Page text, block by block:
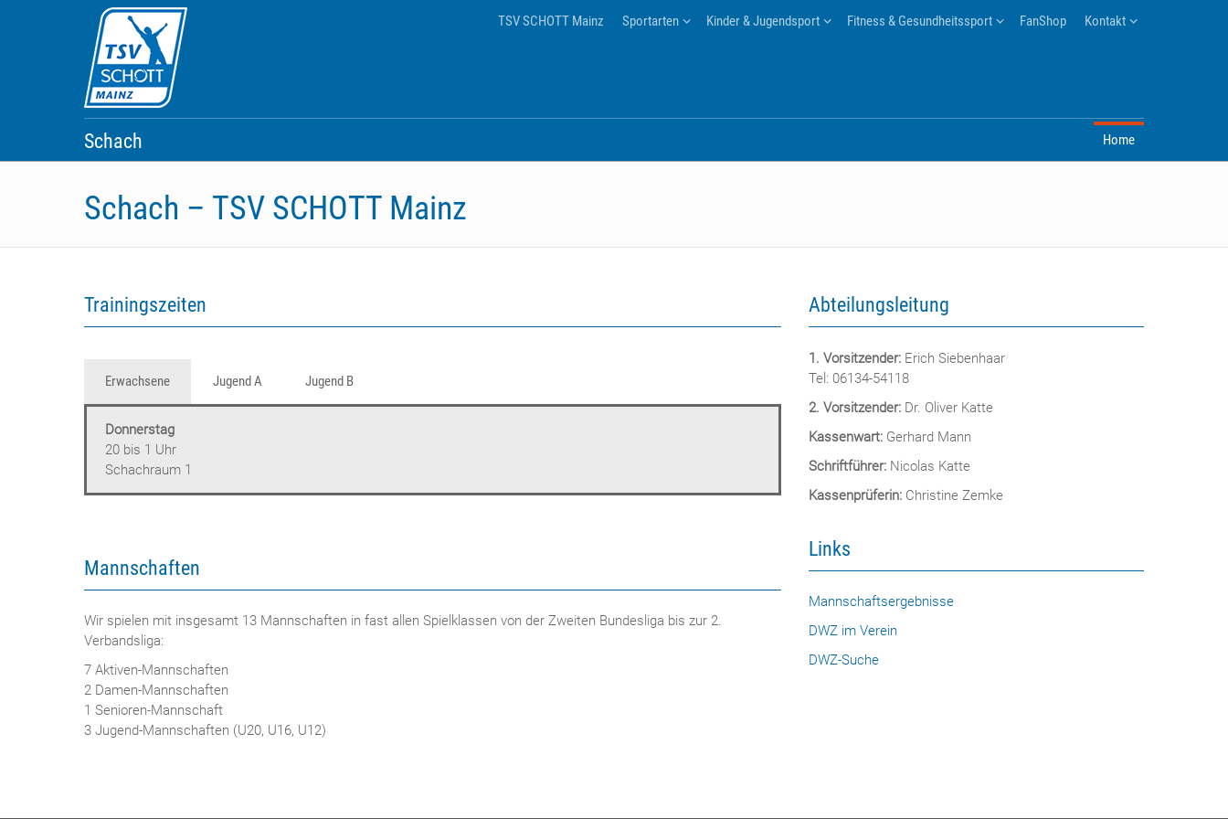
TSV SCHOTT Mainz Sportarten Kinder & Jugendsport Fitness & Gesundheitssport FanShop Kontakt
Schach Home
Schach – TSV SCHOTT Mainz
Trainingszeiten
Erwachsene Jugend A Jugend B
Donnerstag
20 bis 1 Uhr
Schachraum 1
Mannschaften
Wir spielen mit insgesamt 13 Mannschaften in fast allen Spielklassen von der Zweiten Bundesliga bis zur 2.
Verbandsliga:
7 Aktiven-Mannschaften
2 Damen-Mannschaften
1 Senioren-Mannschaft
3 Jugend-Mannschaften (U20, U16, U12)
Abteilungsleitung
1. Vorsitzender: Erich Siebenhaar
Tel: 06134-54118
2. Vorsitzender: Dr. Oliver Katte
Kassenwart: Gerhard Mann
Schriftführer: Nicolas Katte
Kassenprüferin: Christine Zemke
Links
Mannschaftsergebnisse
DWZ im Verein
DWZ-Suche